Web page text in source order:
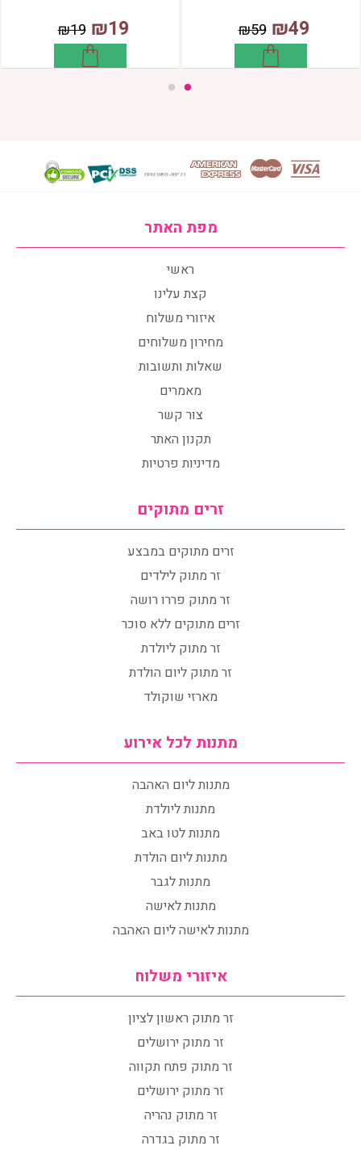
₪49
₪59
₪19
₪19
מפת האתר
ראשי
קצת עלינו
איזורי משלוח
מחירון משלוחים
שאלות ותשובות
מאמרים
צור קשר
תקנון האתר
מדיניות פרטיות
זרים מתוקים
זרים מתוקים במבצע
זר מתוק לילדים
זר מתוק פררו רושה
זרים מתוקים ללא סוכר
זר מתוק ליולדת
זר מתוק ליום הולדת
מארזי שוקולד
מתנות לכל אירוע
מתנות ליום האהבה
מתנות ליולדת
מתנות לטו באב
מתנות ליום הולדת
מתנות לגבר
מתנות לאישה
מתנות לאישה ליום האהבה
איזורי משלוח
זר מתוק ראשון לציון
זר מתוק ירושלים
זר מתוק פתח תקווה
זר מתוק ירושלים
זר מתוק נהריה
זר מתוק בגדרה